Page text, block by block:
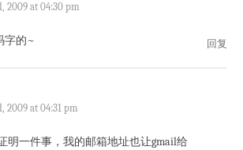
2009 at 04:30 pm
字的~ 回复
2009 at 04:31 pm
明一件事，我的邮箱地址也让gmail给